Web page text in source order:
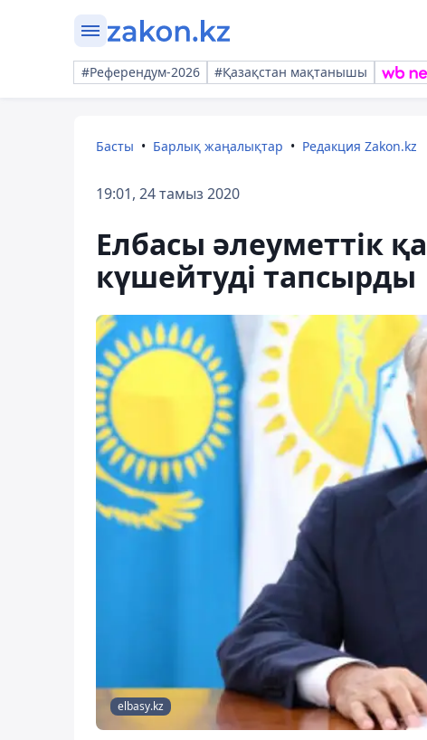
#Референдум-2026 #Қазақстан мақтанышы
Басты Барлық жаңалықтар Редакция Zakon.kz
19:01, 24 тамыз 2020
Елбасы әлеуметтік
күшейтуді тапсырды
elbasy.kz